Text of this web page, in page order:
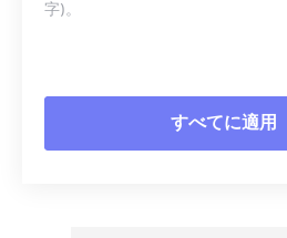
字)。
すべてに適用